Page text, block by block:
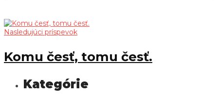
Nasledujúci príspevok
Komu česť, tomu česť.